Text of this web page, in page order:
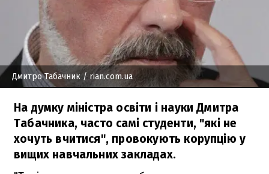
Дмитро Табачник / rian.com.ua
На думку міністра освіти і науки Дмитра
Табачника, часто самі студенти, "які не
хочуть вчитися", провокують корупцію у
вищих навчальних закладах.